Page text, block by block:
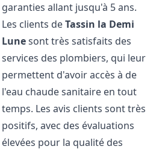
garanties allant jusqu'à 5 ans.
Les clients deTassin la Demi
Lunesont très satisfaits des
services des plombiers, qui leur
permettent d'avoir accès à de
l'eau chaude sanitaire en tout
temps. Les avis clients sont très
positifs, avec des évaluations
élevées pour la qualité des